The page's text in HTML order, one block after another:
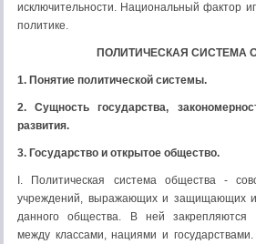
исключительности. Национальный фактор
политике.
ПОЛИТИЧЕСКАЯ СИСТЕМА
1. Понятие политической системы.
2. Сущность государства,
развития.
3. Государство и открытое общество.
I. Политическая система общества -
учреждений, выражающих и защищающих
данного общества. В ней закрепляются
между классами, нациями и